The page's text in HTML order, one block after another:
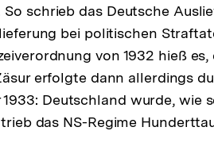
Fußnote
schrieb das Deutsche
bei politischen
von 1932 hieß
erfolgte dann allerdings
Deutschland wurde, wie
das NS-Regime